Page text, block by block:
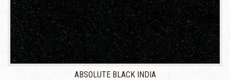
ABSOLUTE BLACK INDIA